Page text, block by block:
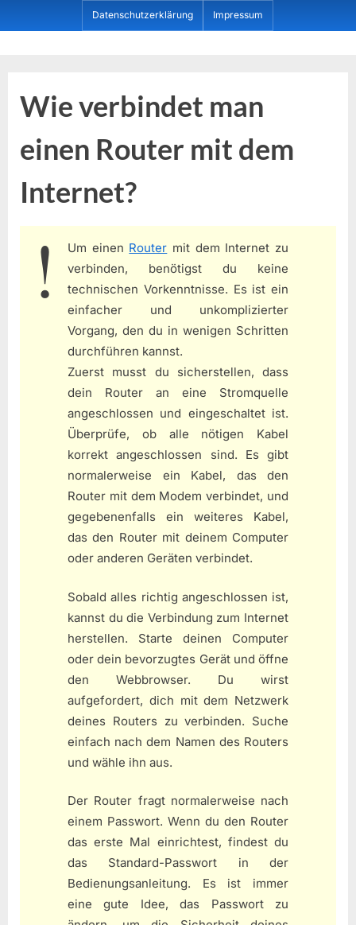
to
Datenschutzerklärung Impressum
Wie verbindet man
einen Router mit dem
Internet?
Um einen Router mit dem Internet zu
verbinden, benötigst du keine
technischen Vorkenntnisse. Es ist ein
einfacher und unkomplizierter
Vorgang, den du in wenigen Schritten
durchführen kannst.
Zuerst musst du sicherstellen, dass
dein Router an eine Stromquelle
angeschlossen und eingeschaltet ist.
Überprüfe, ob alle nötigen Kabel
korrekt angeschlossen sind. Es gibt
normalerweise ein Kabel, das den
Router mit dem Modem verbindet, und
gegebenenfalls ein weiteres Kabel,
das den Router mit deinem Computer
oder anderen Geräten verbindet.
Sobald alles richtig angeschlossen ist,
kannst du die Verbindung zum Internet
herstellen. Starte deinen Computer
oder dein bevorzugtes Gerät und öffne
den Webbrowser. Du wirst
aufgefordert, dich mit dem Netzwerk
deines Routers zu verbinden. Suche
einfach nach dem Namen des Routers
und wähle ihn aus.
Der Router fragt normalerweise nach
einem Passwort. Wenn du den Router
das erste Mal einrichtest, findest du
das Standard-Passwort in der
Bedienungsanleitung. Es ist immer
eine gute Idee, das Passwort zu